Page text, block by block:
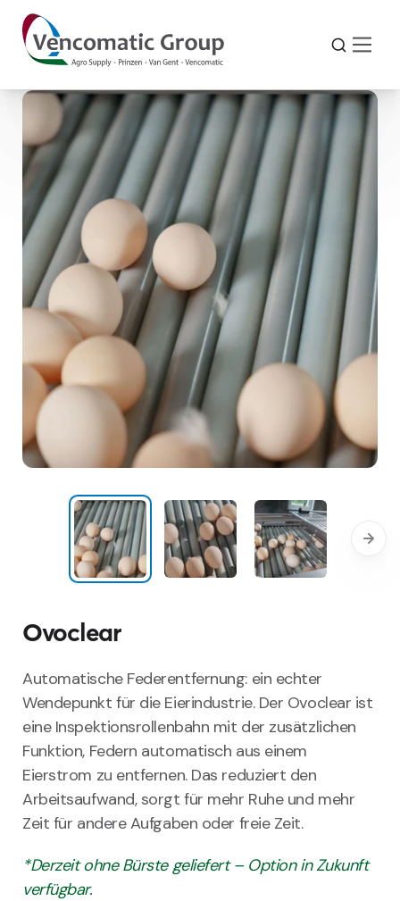
Ovoclear
Automatische Federentfernung: ein echter
Wendepunkt für die Eierindustrie. Der Ovoclear ist
eine Inspektionsrollenbahn mit der zusätzlichen
Funktion, Federn automatisch aus einem
Eierstrom zu entfernen. Das reduziert den
Arbeitsaufwand, sorgt für mehr Ruhe und mehr
Zeit für andere Aufgaben oder freie Zeit.
*Derzeit ohne Bürste geliefert – Option in Zukunft
verfügbar.